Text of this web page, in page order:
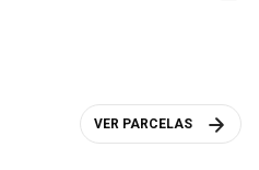
VER PARCELAS